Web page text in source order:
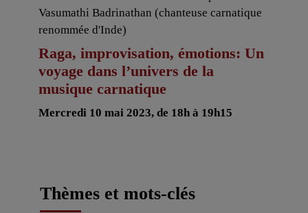
Vasumathi Badrinathan (chanteuse carnatique
renommée d'Inde)
Raga, improvisation, émotions: Un
voyage dans l’univers de la
musique carnatique
Mercredi 10 mai 2023, de 18h à 19h15
Thèmes et mots-clés